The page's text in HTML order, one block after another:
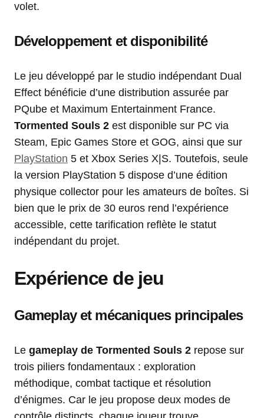
volet.
Développement et disponibilité
Le jeu développé par le studio indépendant Dual
Effect bénéficie d’une distribution assurée par
PQube et Maximum Entertainment France.
Tormented Souls 2 est disponible sur PC via
Steam, Epic Games Store et GOG, ainsi que sur
PlayStation 5 et Xbox Series X|S. Toutefois, seule
la version PlayStation 5 dispose d’une édition
physique collector pour les amateurs de boîtes. Si
bien que le prix de 30 euros rend l’expérience
accessible, cette tarification reflète le statut
indépendant du projet.
Expérience de jeu
Gameplay et mécaniques principales
Le gameplay de Tormented Souls 2 repose sur
trois piliers fondamentaux : exploration
méthodique, combat tactique et résolution
d’énigmes. Car le jeu propose deux modes de